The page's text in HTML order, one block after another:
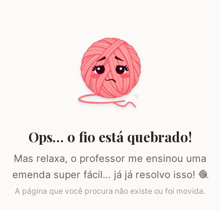
Ops… o fio está quebrado!
Mas relaxa, o professor me ensinou uma
emenda super fácil… já já resolvo isso! 🧶
A página que você procura não existe ou foi movida.